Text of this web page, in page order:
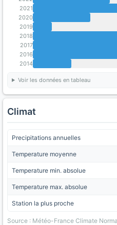
2021
2020
2019
2018
2017
2016
2014
Voir les données en tableau
Climat
Precipitations annuelles
Temperature moyenne
Temperature min. absolue
Temperature max. absolue
Station la plus proche
Source : Météo-France Climate